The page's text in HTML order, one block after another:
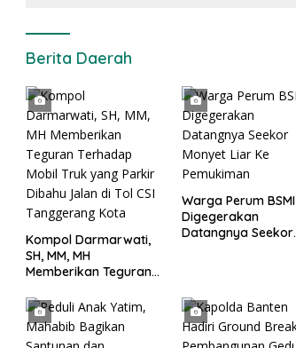
Berita Daerah
Kompol Darmarwati,
SH, MM, MH
Memberikan Teguran
yang Parkir Dibahu
Jalan di Tol CSI
Tanggerang Kota
Warga Perum BSMI
Digegerakan
Datangnya Seekor